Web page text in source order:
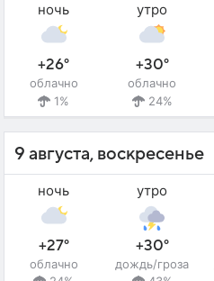
ночь
+26°
облачно
1%
утро
+30°
облачно
24%
9 августа, воскресенье
ночь
+27°
облачно
утро
+30°
дождь/гроза